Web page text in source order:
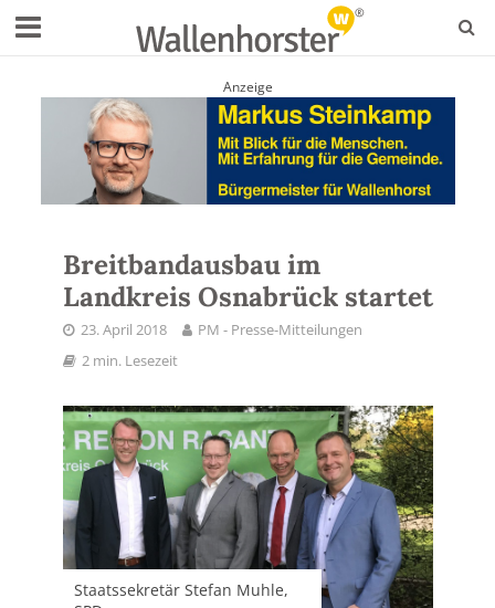
Anzeige
Breitbandausbau im
Landkreis Osnabrück startet
23. April 2018
PM - Presse-Mitteilungen
2 min. Lesezeit
Staatssekretär Stefan Muhle,